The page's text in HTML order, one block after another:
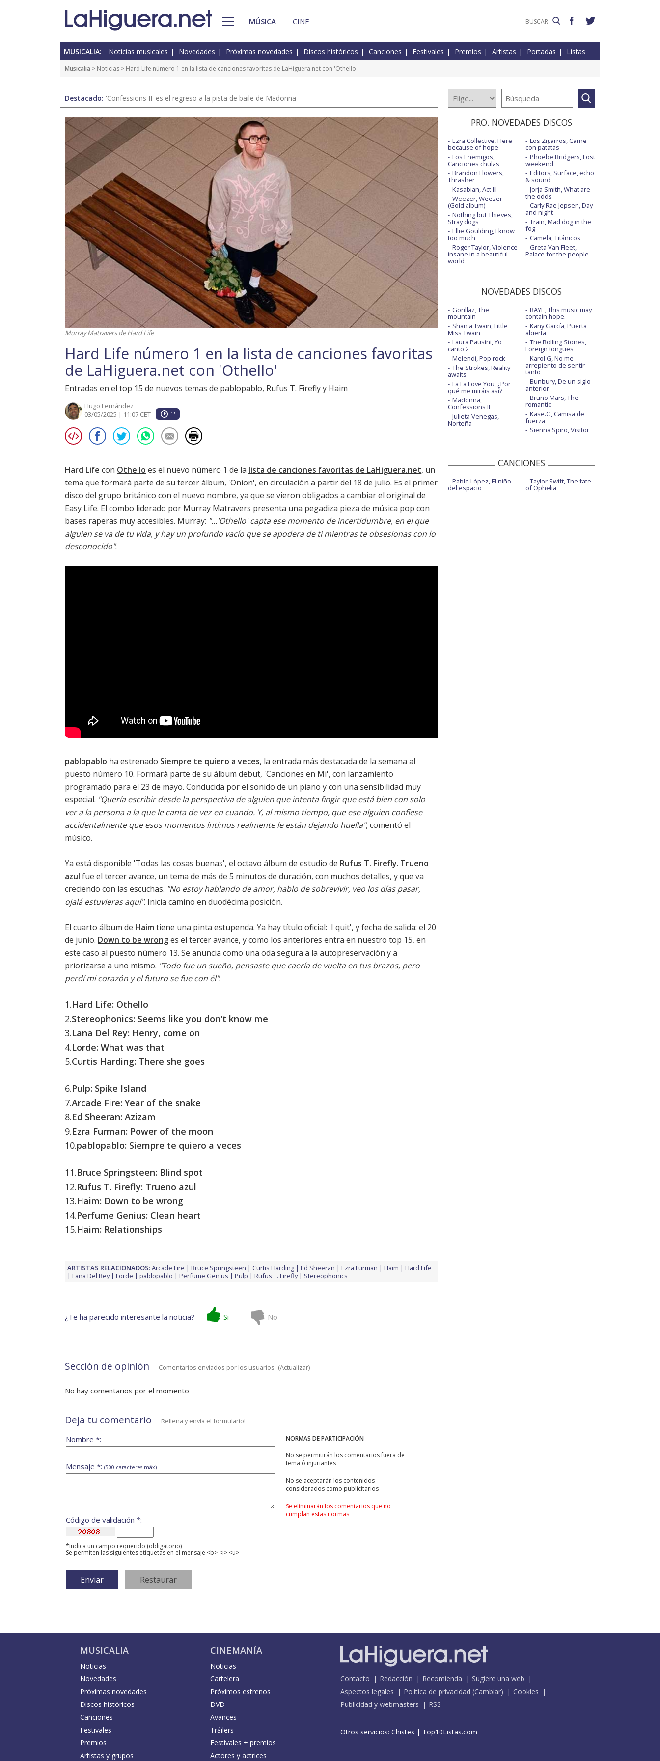
MÚSICA CINE
MUSICALIA: Noticias musicales Novedades Próximas novedades Discos históricos Canciones Festivales Premios Artistas Portadas Listas
Musicalia > Noticias > Hard Life número 1 en la lista de canciones favoritas de LaHiguera.net con 'Othello'
Destacado: 'Confessions II' es el regreso a la pista de baile de Madonna
Murray Matravers de Hard Life
Hard Life número 1 en la lista de canciones favoritas
de LaHiguera.net con 'Othello'
Entradas en el top 15 de nuevos temas de pablopablo, Rufus T. Firefly y Haim
Hugo Fernández
03/05/2025 | 11:07 CET
1'
Hard Life con Othello es el nuevo número 1 de la lista de canciones favoritas de LaHiguera.net, un
tema que formará parte de su tercer álbum, 'Onion', en circulación a partir del 18 de julio. Es el primer
disco del grupo británico con el nuevo nombre, ya que se vieron obligados a cambiar el original de
Easy Life. El combo liderado por Murray Matravers presenta una pegadiza pieza de música pop con
bases raperas muy accesibles. Murray: "…'Othello' capta ese momento de incertidumbre, en el que
alguien se va de tu vida, y hay un profundo vacío que se apodera de ti mientras te obsesionas con lo
desconocido".
pablopablo ha estrenado Siempre te quiero a veces, la entrada más destacada de la semana al
puesto número 10. Formará parte de su álbum debut, 'Canciones en Mi', con lanzamiento
programado para el 23 de mayo. Conducida por el sonido de un piano y con una sensibilidad muy
especial. "Quería escribir desde la perspectiva de alguien que intenta fingir que está bien con solo
ver a la persona a la que le canta de vez en cuando. Y, al mismo tiempo, que ese alguien confiese
accidentalmente que esos momentos íntimos realmente le están dejando huella", comentó el
músico.
Ya está disponible 'Todas las cosas buenas', el octavo álbum de estudio de Rufus T. Firefly. Trueno
azul fue el tercer avance, un tema de más de 5 minutos de duración, con muchos detalles, y que va
creciendo con las escuchas. "No estoy hablando de amor, hablo de sobrevivir, veo los días pasar,
ojalá estuvieras aquí". Inicia camino en duodécima posición.
El cuarto álbum de Haim tiene una pinta estupenda. Ya hay título oficial: 'I quit', y fecha de salida: el 20
de junio. Down to be wronges el tercer avance, y como los anteriores entra en nuestro top 15, en
este caso al puesto número 13. Se anuncia como una oda segura a la autopreservación y a
priorizarse a uno mismo. "Todo fue un sueño, pensaste que caería de vuelta en tus brazos, pero
perdí mi corazón y el futuro se fue con él".
1.Hard Life: Othello
2.Stereophonics: Seems like you don't know me
3.Lana Del Rey: Henry, come on
4.Lorde: What was that
5.Curtis Harding: There she goes
6.Pulp: Spike Island
7.Arcade Fire: Year of the snake
8.Ed Sheeran: Azizam
9.Ezra Furman: Power of the moon
10.pablopablo: Siempre te quiero a veces
11.Bruce Springsteen: Blind spot
12.Rufus T. Firefly: Trueno azul
13.Haim: Down to be wrong
14.Perfume Genius: Clean heart
15.Haim: Relationships
ARTISTAS RELACIONADOS:Arcade Fire Bruce Springsteen Curtis Harding Ed Sheeran Ezra Furman Haim
Hard Life
Lana Del Rey
Lorde pablopablo Perfume Genius Pulp Rufus T. Firefly Stereophonics
¿Te ha parecido interesante la noticia? Si No
Sección de opinión Comentarios enviados por los usuarios! (Actualizar)
No hay comentarios por el momento
Deja tu comentario Rellena y envía el formulario!
NORMAS DE PARTICIPACIÓN
No se permitirán los comentarios fuera de
tema ó injuriantes
No se aceptarán los contenidos
considerados como publicitarios
Se eliminarán los comentarios que no
cumplan estas normas
Nombre *:
Mensaje *: (500 caracteres máx)
Código de validación *:
*Indica un campo requerido (obligatorio)
Se permiten las siguientes etiquetas en el mensaje <b> <i> <u>
PRO. NOVEDADES DISCOS
Ezra Collective, Here
because of hope
Los Enemigos,
Canciones chulas
Brandon Flowers,
Thrasher
Kasabian, Act III
Weezer, Weezer
(Gold album)
Nothing but Thieves,
Stray dogs
Ellie Goulding, I know
too much
Roger Taylor, Violence
insane in a beautiful
world
Los Zigarros, Carne
con patatas
Phoebe Bridgers, Lost
weekend
Editors, Surface, echo
& sound
Jorja Smith, What are
the odds
Carly Rae Jepsen, Day
and night
Train, Mad dog in the
fog
Camela, Titánicos
Greta Van Fleet,
Palace for the people
NOVEDADES DISCOS
Gorillaz, The
mountain
Shania Twain, Little
Miss Twain
Laura Pausini, Yo
canto 2
Melendi, Pop rock
The Strokes, Reality
awaits
La La Love You, ¿Por
qué me miráis así?
Madonna,
Confessions II
Julieta Venegas,
Norteña
RAYE, This music may
contain hope.
Kany García, Puerta
abierta
The Rolling Stones,
Foreign tongues
Karol G, No me
arrepiento de sentir
tanto
Bunbury, De un siglo
anterior
Bruno Mars, The
romantic
Kase.O, Camisa de
fuerza
Sienna Spiro, Visitor
CANCIONES
Pablo López, El niño
del espacio
Taylor Swift, The fate
of Ophelia
MUSICALIA
Noticias
Novedades
Próximas novedades
Discos históricos
Canciones
Festivales
Premios
Artistas y grupos
CINEMANÍA
Noticias
Cartelera
Próximos estrenos
DVD
Avances
Tráilers
Festivales + premios
Actores y actrices
Contacto Redacción Recomienda
Sugiere una web
Aspectos legales
Política de privacidad (Cambiar)
Cookies
Publicidad y webmasters
RSS
Otros servicios: Chistes | Top10Listas.com